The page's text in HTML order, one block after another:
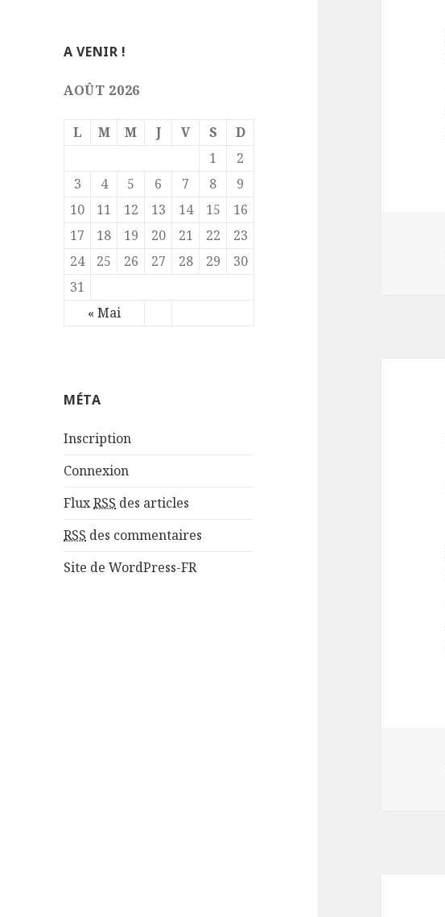
A VENIR !
AOÛT 2026
L M M J V S D
« Mai
1
2
3
4 5 6 7 8
9
10
11 12 13 14 15
16
17
18 19 20 21 22
23
24
25 26 27 28 29
30
31
MÉTA
Inscription
Connexion
FluxRSS des articles
RSS des commentaires
Site de WordPress-FR